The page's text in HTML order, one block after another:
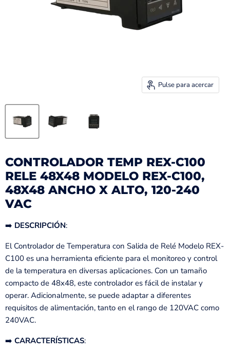
Pulse para acercar
CONTROLADOR TEMP REX-C100
RELE 48X48 MODELO REX-C100,
48X48 ANCHO X ALTO, 120-240
VAC
➡️ DESCRIPCIÓN:
El Controlador de Temperatura con Salida de Relé Modelo REX-
C100 es una herramienta eficiente para el monitoreo y control
de la temperatura en diversas aplicaciones. Con un tamaño
compacto de 48x48, este controlador es fácil de instalar y
operar. Adicionalmente, se puede adaptar a diferentes
requisitos de alimentación, tanto en el rango de 120VAC como
240VAC.
➡️ CARACTERÍSTICAS: